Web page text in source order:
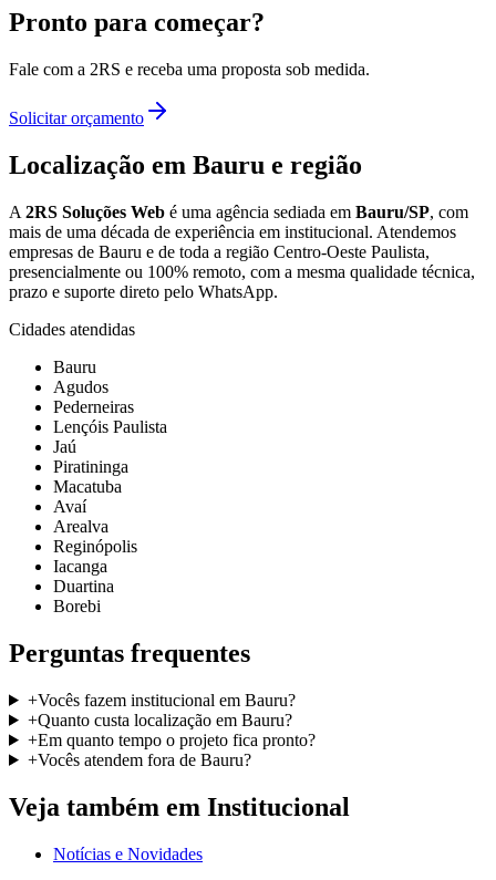
Pronto para começar?
Fale com a 2RS e receba uma proposta sob medida.
Solicitar orçamento
Localização em Bauru e região
A 2RS Soluções Web é uma agência sediada em Bauru/SP, com
mais de uma década de experiência em institucional. Atendemos
empresas de Bauru e de toda a região Centro-Oeste Paulista,
presencialmente ou 100% remoto, com a mesma qualidade técnica,
prazo e suporte direto pelo WhatsApp.
Cidades atendidas
Bauru
Agudos
Pederneiras
Lençóis Paulista
Jaú
Piratininga
Macatuba
Avaí
Arealva
Reginópolis
Iacanga
Duartina
Borebi
Perguntas frequentes
+Vocês fazem institucional em Bauru?
+Quanto custa localização em Bauru?
+Em quanto tempo o projeto fica pronto?
+Vocês atendem fora de Bauru?
Veja também em Institucional
Notícias e Novidades